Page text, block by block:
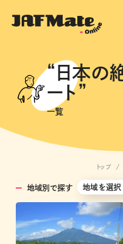
“日本の
ート”
一覧
トップ
地域別で探す 地域を選択